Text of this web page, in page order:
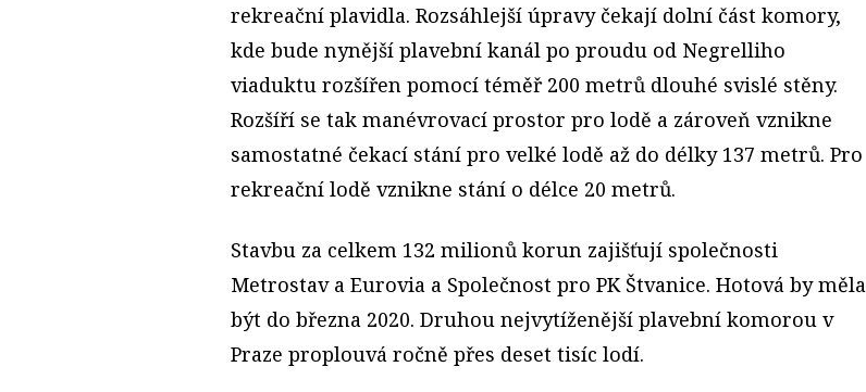
rekreační plavidla. Rozsáhlejší úpravy čekají dolní část komory,
kde bude nynější plavební kanál po proudu od Negrelliho
viaduktu rozšířen pomocí téměř 200 metrů dlouhé svislé stěny.
Rozšíří se tak manévrovací prostor pro lodě a zároveň vznikne
samostatné čekací stání pro velké lodě až do délky 137 metrů. Pro
rekreační lodě vznikne stání o délce 20 metrů.
Stavbu za celkem 132 milionů korun zajišťují společnosti
Metrostav a Eurovia a Společnost pro PK Štvanice. Hotová by měla
být do března 2020. Druhou nejvytíženější plavební komorou v
Praze proplouvá ročně přes deset tisíc lodí.